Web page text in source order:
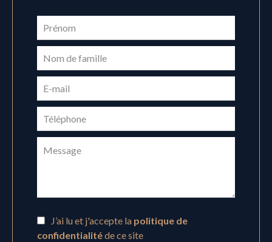
J’ai lu et j'accepte la politique de
confidentialitéde ce site